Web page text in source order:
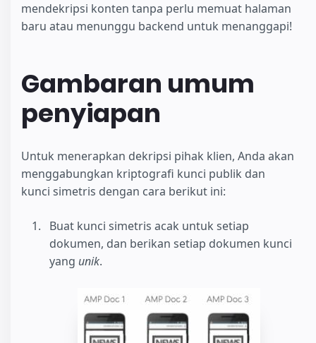
mendekripsi konten tanpa perlu memuat halaman
baru atau menunggu backend untuk menanggapi!
Gambaran umum
penyiapan
Untuk menerapkan dekripsi pihak klien, Anda akan
menggabungkan kriptografi kunci publik dan
kunci simetris dengan cara berikut ini:
Buat kunci simetris acak untuk setiap
dokumen, dan berikan setiap dokumen kunci
yang unik.